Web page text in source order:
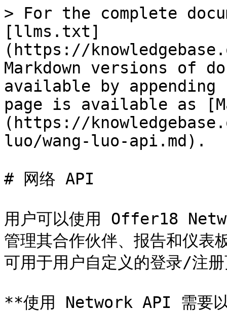
> For the complete
[llms.txt]
(https://
Markdown versions of
available by
page is available as
(https://
luo/wang-luo-api.md).
# 网络 API
用户可以使用 Offer18
管理其合作伙伴、报告和仪表
可用于用户自定义的登录/注
**使用 Network API 需要